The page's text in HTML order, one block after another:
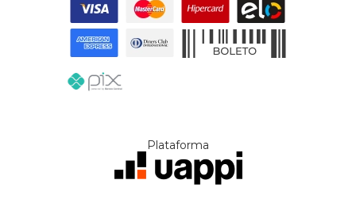
Plataforma